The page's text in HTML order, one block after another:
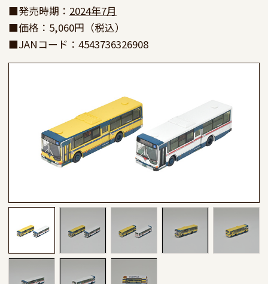
■発売時期： 2024年7月
■価格：5,060円（税込）
■JANコード：4543736326908